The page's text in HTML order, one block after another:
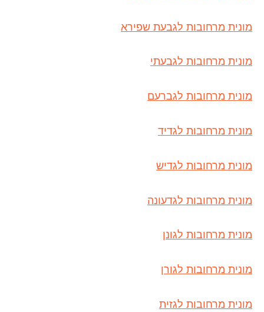
מונית מרחובות לגבעת שפירא
מונית מרחובות לגבעתי
מונית מרחובות לגברעם
מונית מרחובות לגדיד
מונית מרחובות לגדיש
מונית מרחובות לגדעונה
מונית מרחובות לגונן
מונית מרחובות לגורן
מונית מרחובות לגזית